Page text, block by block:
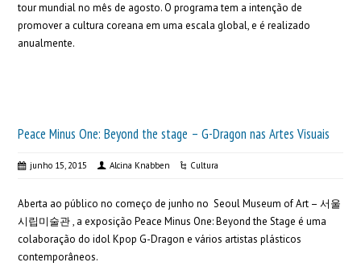
tour mundial no mês de agosto. O programa tem a intenção de
promover a cultura coreana em uma escala global, e é realizado
anualmente.
Peace Minus One: Beyond the stage – G-Dragon nas Artes Visuais
junho 15, 2015 Alcina Knabben Cultura
Aberta ao público no começo de junho no Seoul Museum of Art – 서울
시립미술관 , a exposição Peace Minus One: Beyond the Stage é uma
colaboração do idol Kpop G-Dragon e vários artistas plásticos
contemporâneos.